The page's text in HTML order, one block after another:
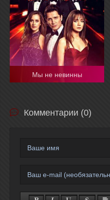
Мы не невинны
Комментарии (0)